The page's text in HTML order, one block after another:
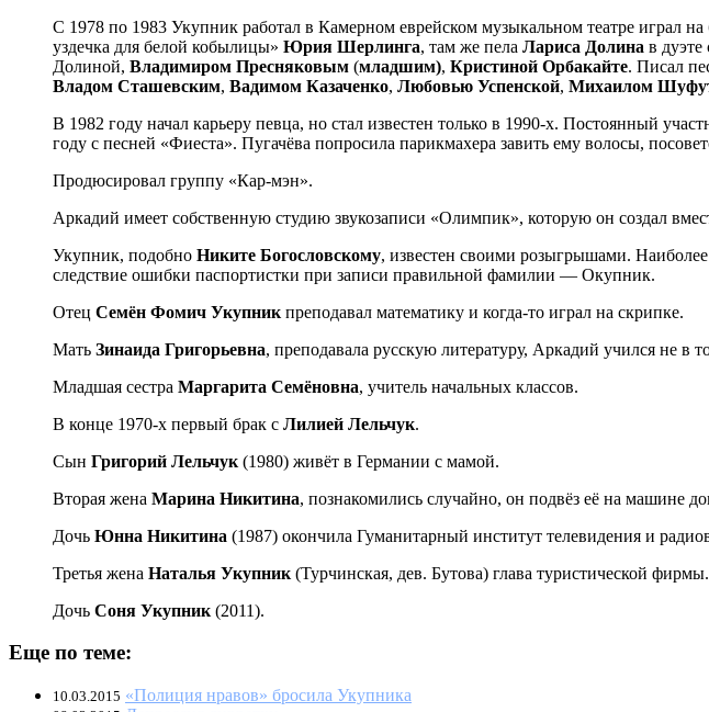
С 1978 по 1983 Укупник работал в Камерном еврейском музыкальном театре играл
уздечка для белой кобылицы» Юрия Шерлинга, там же пела Лариса Долина в
Долиной, Владимиром Пресняковым (младшим), Кристиной Орбакайте. Писал
Владом Сташевским, Вадимом Казаченко, Любовью Успенской, Михаилом
В 1982 году начал карьеру певца, но стал известен только в 1990-х. Постоянный
году с песней «Фиеста». Пугачёва попросила парикмахера завить ему волосы,
Продюсировал группу «Кар-мэн».
Аркадий имеет собственную студию звукозаписи «Олимпик», которую он создал
Укупник, подобно Никите Богословскому, известен своими розыгрышами.
следствие ошибки паспортистки при записи правильной фамилии — Окупник.
Отец Семён Фомич Укупник преподавал математику и когда-то играл на скрипке.
Мать Зинаида Григорьевна, преподавала русскую литературу, Аркадий учился не в
Младшая сестра Маргарита Семёновна, учитель начальных классов.
В конце 1970-х первый брак с Лилией Лельчук.
Сын Григорий Лельчук (1980) живёт в Германии с мамой.
Вторая жена Марина Никитина, познакомились случайно, он подвёз её на машине
Дочь Юнна Никитина (1987) окончила Гуманитарный институт телевидения и
Третья жена Наталья Укупник (Турчинская, дев. Бутова) глава туристической фирмы.
Дочь Соня Укупник (2011).
Еще по теме:
10.03.2015 «Полиция нравов» бросила Укупника